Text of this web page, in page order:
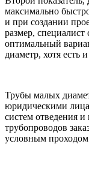
максимально
и при создании
размер, специалист
оптимальный
диаметр, хотя есть
Трубы малых
юридическими
систем отведения
трубопроводов
условным